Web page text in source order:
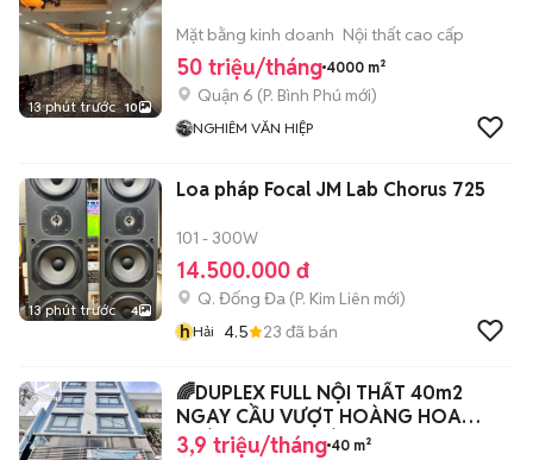
13 phút trước 10
Mặt bằng kinh doanh Nội thất cao cấp
50 triệu/tháng 4000 m²
Quận 6 (P. Bình Phú mới)
NGHIÊM VĂN HIỆP
13 phút trước 4
Loa pháp Focal JM Lab Chorus 725
101 - 300W
14.500.000 đ
Q. Đống Đa (P. Kim Liên mới)
hHải 4.5 23 đã bán
🌈DUPLEX FULL NỘI THẤT 40m2
NGAY CẦU VƯỢT HOÀNG HOA
THÁM CỘNG HOÀ
3,9 triệu/tháng 40 m²